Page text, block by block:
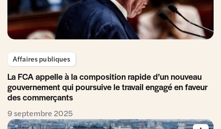
Affaires publiques
La FCA appelle à la composition rapide d’un nouveau
gouvernement qui poursuive le travail engagé en faveur
des commerçants
9 septembre 2025